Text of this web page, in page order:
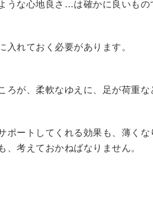
うな心地良さ…は確かに良いもの
れておく必要があります。
が、柔軟なゆえに、足が荷重
ートしてくれる効果も、薄くな
考えておかねばなりません。